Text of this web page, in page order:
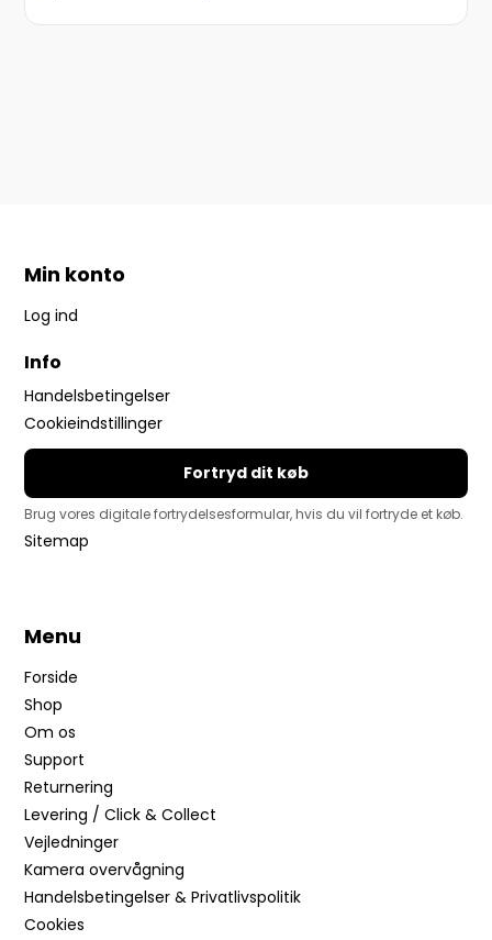
Min konto
Log ind
Info
Handelsbetingelser
Cookieindstillinger
Fortryd dit køb
Brug vores digitale fortrydelsesformular, hvis du vil fortryde et køb.
Sitemap
Menu
Forside
Shop
Om os
Support
Returnering
Levering / Click & Collect
Vejledninger
Kamera overvågning
Handelsbetingelser & Privatlivspolitik
Cookies